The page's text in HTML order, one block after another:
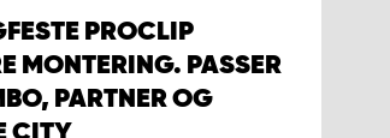
PROCLIP
MONTERING. PASSER
PARTNER OG